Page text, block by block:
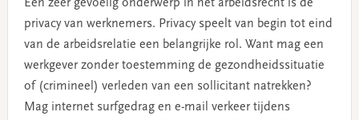
Een zeer gevoelig onderwerp in het arbeidsrecht is de
privacy van werknemers. Privacy speelt van begin tot eind
van de arbeidsrelatie een belangrijke rol. Want mag een
werkgever zonder toestemming de gezondheidssituatie
of (crimineel) verleden van een sollicitant natrekken?
Mag internet surfgedrag en e-mail verkeer tijdens